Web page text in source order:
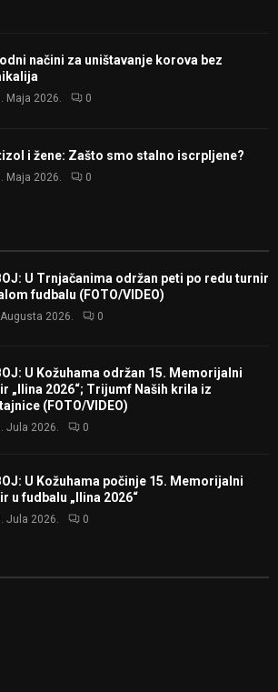
načini za uništavanje korova bez
Maja 2026. 0
i žene: Zašto smo stalno iscrpljene?
Maja 2026. 0
U Trnjačanima održan peti po redu turnir
fudbalu (FOTO/VIDEO)
2026. 0
U Kožuhama održan 15. Memorijalni
„Ilina 2026“; Trijumf Naših krila iz
(FOTO/VIDEO)
Jula 2026. 0
U Kožuhama počinje 15. Memorijalni
u fudbalu „Ilina 2026“
Jula 2026. 0